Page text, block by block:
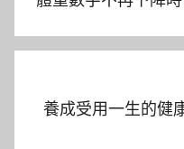
覽
養成受用一生的健